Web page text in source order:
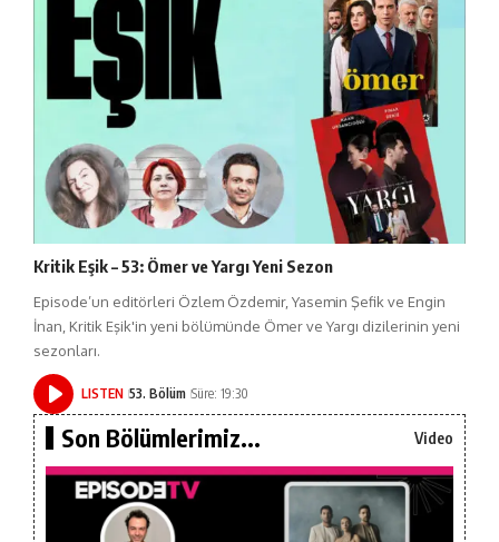
Kritik Eşik – 53: Ömer ve Yargı Yeni Sezon
Episode’un editörleri Özlem Özdemir, Yasemin Şefik ve Engin
İnan, Kritik Eşik'in yeni bölümünde Ömer ve Yargı dizilerinin yeni
sezonları.
LISTEN 53. Bölüm Süre: 19:30
Son Bölümlerimiz... Video